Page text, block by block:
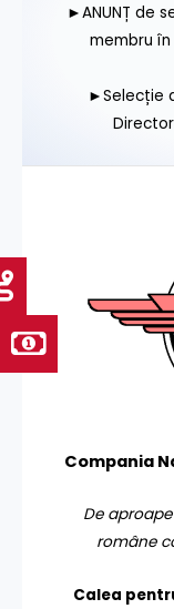
►ANUNȚ de
membru în
►Selecție
Compania
De
române
Calea